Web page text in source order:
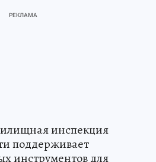
инспекция
поддерживает
инструментов для